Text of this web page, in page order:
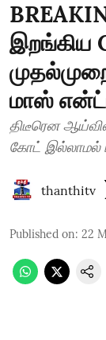
இறங்கிய
மாஸ்
திடீரென
கோட் இல்லாமல்
thanthitv
Published on: 22